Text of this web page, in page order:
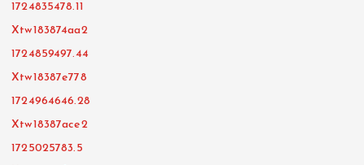
1724835478.11
Xtw183874aa2
1724859497.44
Xtw18387e778
1724964646.28
Xtw18387ace2
1725025783.5